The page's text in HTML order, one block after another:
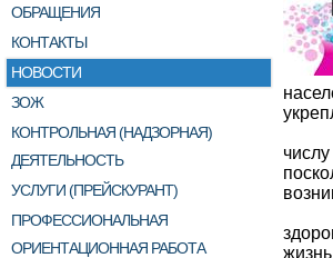
ОБРАЩЕНИЯ
КОНТАКТЫ
НОВОСТИ
ЗОЖ
КОНТРОЛЬНАЯ (НАДЗОРНАЯ)
ДЕЯТЕЛЬНОСТЬ
УСЛУГИ (ПРЕЙСКУРАНТ)
ПРОФЕССИОНАЛЬНАЯ
ОРИЕНТАЦИОННАЯ РАБОТА